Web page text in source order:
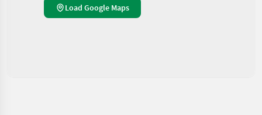
Load Google Maps